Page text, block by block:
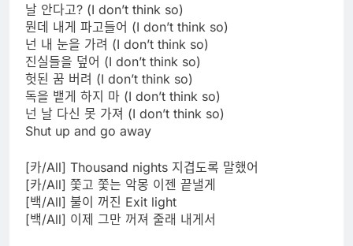
날 안다고? (I don’t think so)
뭔데 내게 파고들어 (I don’t think so)
넌 내 눈을 가려 (I don’t think so)
진실들을 덮어 (I don’t think so)
헛된 꿈 버려 (I don’t think so)
독을 뱉게 하지 마 (I don’t think so)
넌 날 다신 못 가져 (I don’t think so)
Shut up and go away
[카/All] Thousand nights 지겹도록 말했어
[카/All] 쫓고 쫓는 악몽 이젠 끝낼게
[백/All] 불이 꺼진 Exit light
[백/All] 이제 그만 꺼져 줄래 내게서